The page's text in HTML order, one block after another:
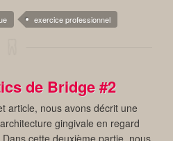
exercice professionnel
de Bridge #2
article, nous avons décrit une
gingivale en regard
cette deuxième partie, nous